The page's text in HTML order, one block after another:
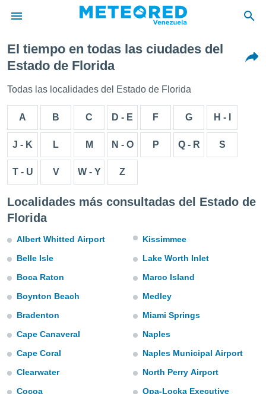
de
ha
por
para
la
se
a este
las
y
forma
basada
permite
contenido
coste.
botón
ACEPTAR
El tiempo en todas las ciudades del
Estado de Florida
Todas las localidades del Estado de Florida
A B C D - E F G H - I
J - K L M N - O P Q - R S
T - U V W - Y Z
Localidades más consultadas del Estado de
Florida
Albert Whitted Airport
Belle Isle
Boca Raton
Boynton Beach
Bradenton
Cape Canaveral
Cape Coral
Clearwater
Cocoa
Kissimmee
Lake Worth Inlet
Marco Island
Medley
Miami Springs
Naples
Naples Municipal Airport
North Perry Airport
Opa-Locka Executive